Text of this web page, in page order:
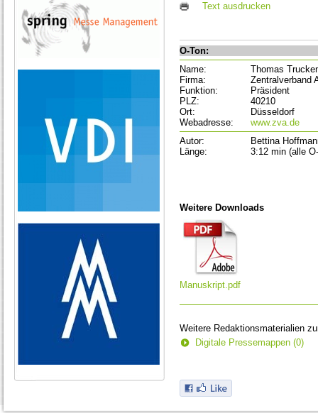
Text ausdrucken
O-Ton:
Name:
Thomas
Firma:
Zentralverband
Funktion:
Präsident
PLZ:
40210
Ort:
Düsseldorf
Webadresse:
www.zva.de
Autor:
Bettina
Länge:
3:12 min (alle
Weitere Downloads
Manuskript.pdf
Weitere Redaktionsmaterialien
Digitale Pressemappen (0)